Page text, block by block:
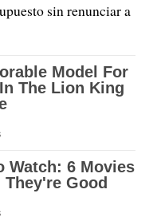
sin renunciar a